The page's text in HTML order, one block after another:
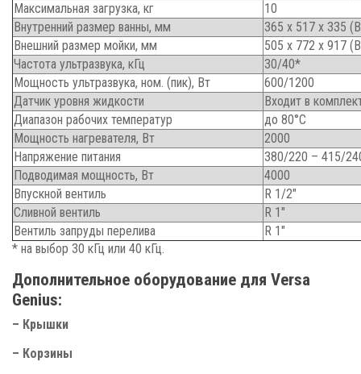
Максимальная загрузка, кг
10
Внутренний размер ванны, мм
365 x 517 x 335
Внешний размер мойки, мм
505 x 772 x 917
Частота ультразвука, кГц
30/40*
Мощность ультразвука, ном. (пик), Вт
600/1200
Датчик уровня жидкости
Входит в
Диапазон рабочих температур
до 80°C
Мощность нагревателя, Вт
2000
Напряжение питания
380/220 – 415/
Подводимая мощность, Вт
4000
Впускной вентиль
R 1/2″
Сливной вентиль
R 1″
Вентиль запруды перелива
R 1″
* на выбор 30 кГц или 40 кГц.
Дополнительное оборудование для Versa
Genius:
– Крышки
– Корзины